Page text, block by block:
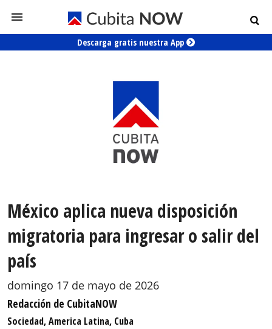
Descarga gratis nuestra App
México aplica nueva disposición
migratoria para ingresar o salir del
país
domingo 17 de mayo de 2026
Redacción de CubitaNOW
Sociedad, America Latina, Cuba